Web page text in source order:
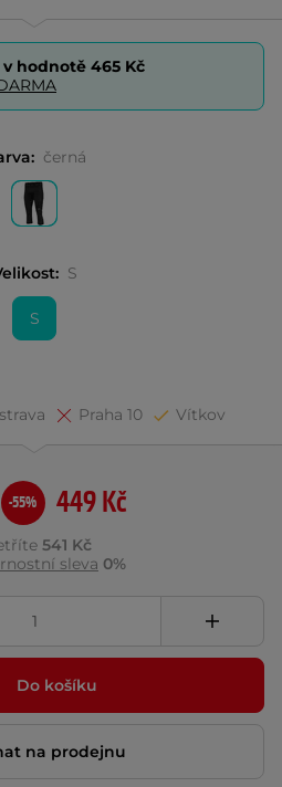
v hodnotě 465 Kč
černá
S
S
Praha 10 Vítkov
449 Kč
-55%
541 Kč
sleva 0%
Do košíku
na prodejnu